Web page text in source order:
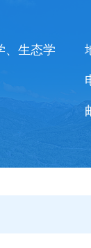
、生态学